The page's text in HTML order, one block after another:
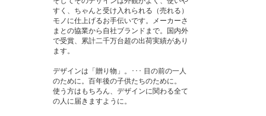
すく、ちゃんと受け入れられる（売れる）
モノに仕上げるお手伝いです。メーカーさ
まとの協業から自社ブランドまで。国内外
で受賞、累計二千万台超の出荷実績があり
ます。
デザインは「贈り物」。･･･ 目の前の一人
のために。百年後の子供たちのために。
使う方はもちろん、デザインに関わる全て
の人に届きますように。